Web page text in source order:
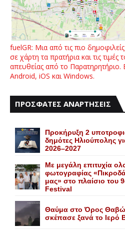
fuelGR: Μια από τις πιο
σε χάρτη τα πρατήρια και τις
απευθείας από το Παρατηρητήριο.
Android, iOS και Windows.
ΠΡΟΣΦΑΤΕΣ ΑΝΑΡΤΗΣΕΙΣ
Προκήρυξη 2
δημότες Ηλιούπολης
2026–2027
Με μεγάλη επιτυχία
φωτογραφίας
μας» στο πλαίσιο του
Festival
Θαύμα στο Όρος
σκέπασε ξανά το Iερό